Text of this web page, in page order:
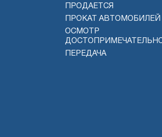
ПРОДАЕТСЯ
ПРОКАТ АВТОМОБИЛЕЙ
ОСМОТР
ПЕРЕДАЧА